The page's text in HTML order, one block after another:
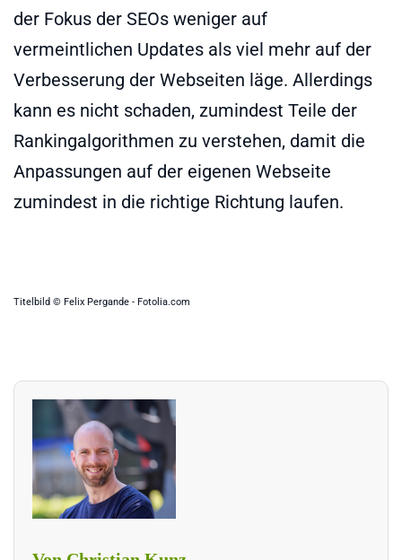
der Fokus der SEOs weniger auf
vermeintlichen Updates als viel mehr auf der
Verbesserung der Webseiten läge. Allerdings
kann es nicht schaden, zumindest Teile der
Rankingalgorithmen zu verstehen, damit die
Anpassungen auf der eigenen Webseite
zumindest in die richtige Richtung laufen.
Titelbild © Felix Pergande - Fotolia.com